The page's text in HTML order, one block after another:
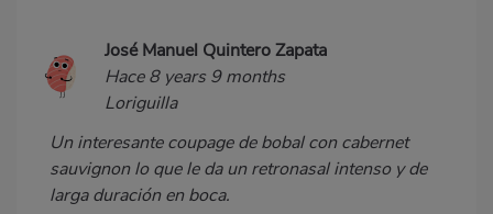
José Manuel Quintero Zapata
Hace 8 years 9 months
Loriguilla
Un interesante coupage de bobal con cabernet
sauvignon lo que le da un retronasal intenso y de
larga duración en boca.